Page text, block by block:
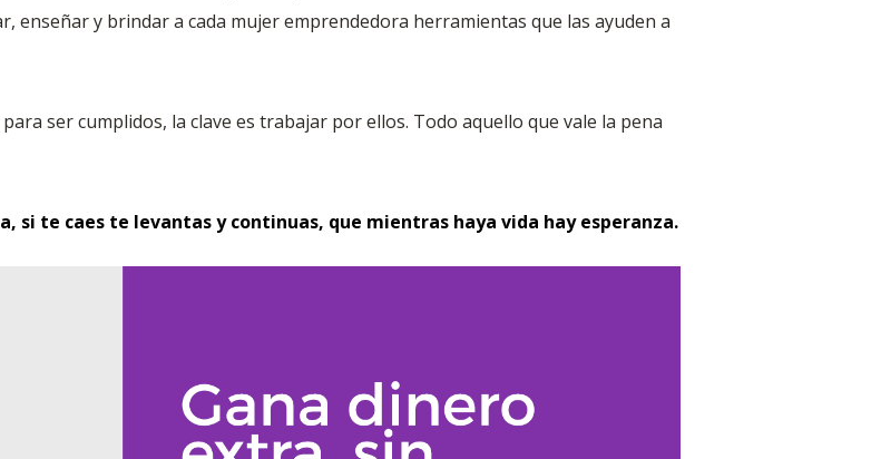
enseñar y brindar a cada mujer emprendedora herramientas que las ayuden a
ser cumplidos, la clave es trabajar por ellos. Todo aquello que vale la pena
si te caes te levantas y continuas, que mientras haya vida hay esperanza.